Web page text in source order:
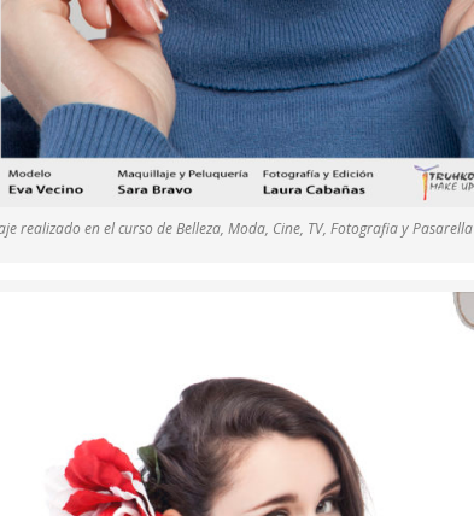
realizado en el curso de Belleza, Moda, Cine, TV, Fotografia y Pasarella